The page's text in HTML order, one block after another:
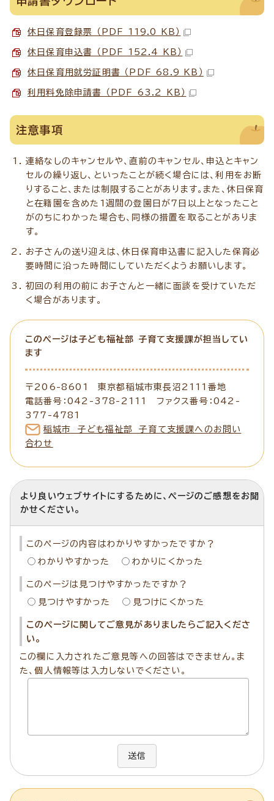
休日保育登録票 （PDF 119.0 KB）
休日保育申込書 （PDF 152.4 KB）
休日保育用就労証明書 （PDF 68.9 KB）
利用料免除申請書 （PDF 63.2 KB）
注意事項
連絡なしのキャンセルや、直前のキャンセル、申込とキャン
セルの繰り返し、といったことが続く場合には、利用をお断
りすること、または制限することがあります。また、休日保育
と在籍園を含めた1週間の登園日が7日以上となったこと
がのちにわかった場合も、同様の措置を取ることがありま
す。
お子さんの送り迎えは、休日保育申込書に記入した保育必
要時間に沿った時間にしていただくようお願いします。
初回の利用の前にお子さんと一緒に面談を受けていただ
く場合があります。
このページは子ども福祉部 子育て支援課が担当してい
ます
〒206-8601 東京都稲城市東長沼2111番地
電話番号：042-378-2111 ファクス番号：042-
377-4781
稲城市 子ども福祉部 子育て支援課へのお問い
合わせ
より良いウェブサイトにするために、ページのご感想をお聞
かせください。
このページの内容はわかりやすかったですか？
わかりやすかった わかりにくかった
このページは見つけやすかったですか？
見つけやすかった 見つけにくかった
このページに関してご意見がありましたらご記入くださ
い。
この欄に入力されたご意見等への回答はできません。ま
た、個人情報等は入力しないでください。
送信